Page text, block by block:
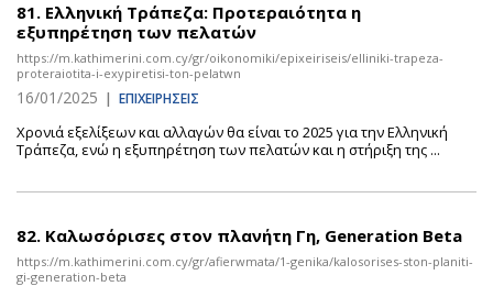
81. Ελληνική Τράπεζα: Προτεραιότητα η
εξυπηρέτηση των πελατών
https://m.kathimerini.com.cy/gr/oikonomiki/epixeiriseis/elliniki-trapeza-
proteraiotita-i-exypiretisi-ton-pelatwn
16/01/2025 | ΕΠΙΧΕΙΡΗΣΕΙΣ
Χρονιά εξελίξεων και αλλαγών θα είναι το 2025 για την Ελληνική
Τράπεζα, ενώ η εξυπηρέτηση των πελατών και η στήριξη της ...
82. Καλωσόρισες στον πλανήτη Γη, Generation Beta
https://m.kathimerini.com.cy/gr/afierwmata/1-genika/kalosorises-ston-planiti-
gi-generation-beta